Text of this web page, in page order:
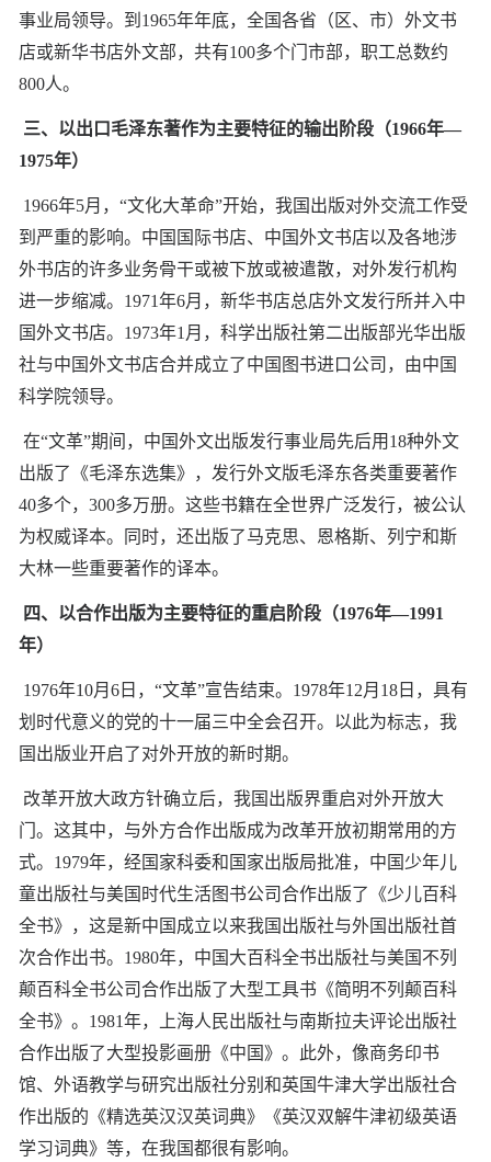
事业局领导。到1965年年底，全国各省（区、市）外文书
店或新华书店外文部，共有100多个门市部，职工总数约
800人。
三、以出口毛泽东著作为主要特征的输出阶段（1966年—
1975年）
1966年5月，“文化大革命”开始，我国出版对外交流工作受
到严重的影响。中国国际书店、中国外文书店以及各地涉
外书店的许多业务骨干或被下放或被遣散，对外发行机构
进一步缩减。1971年6月，新华书店总店外文发行所并入中
国外文书店。1973年1月，科学出版社第二出版部光华出版
社与中国外文书店合并成立了中国图书进口公司，由中国
科学院领导。
在“文革”期间，中国外文出版发行事业局先后用18种外文
出版了《毛泽东选集》，发行外文版毛泽东各类重要著作
40多个，300多万册。这些书籍在全世界广泛发行，被公认
为权威译本。同时，还出版了马克思、恩格斯、列宁和斯
大林一些重要著作的译本。
四、以合作出版为主要特征的重启阶段（1976年—1991
年）
1976年10月6日，“文革”宣告结束。1978年12月18日，具有
划时代意义的党的十一届三中全会召开。以此为标志，我
国出版业开启了对外开放的新时期。
改革开放大政方针确立后，我国出版界重启对外开放大
门。这其中，与外方合作出版成为改革开放初期常用的方
式。1979年，经国家科委和国家出版局批准，中国少年儿
童出版社与美国时代生活图书公司合作出版了《少儿百科
全书》，这是新中国成立以来我国出版社与外国出版社首
次合作出书。1980年，中国大百科全书出版社与美国不列
颠百科全书公司合作出版了大型工具书《简明不列颠百科
全书》。1981年，上海人民出版社与南斯拉夫评论出版社
合作出版了大型投影画册《中国》。此外，像商务印书
馆、外语教学与研究出版社分别和英国牛津大学出版社合
作出版的《精选英汉汉英词典》《英汉双解牛津初级英语
学习词典》等，在我国都很有影响。